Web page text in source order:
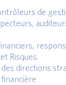
de
Risques.
directions